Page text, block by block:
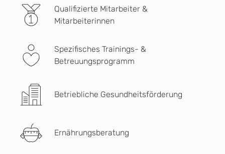
Qualifizierte Mitarbeiter &
Mitarbeiterinnen
Spezifisches Trainings- &
Betreuungsprogramm
Betriebliche Gesundheitsförderung
Ernährungsberatung